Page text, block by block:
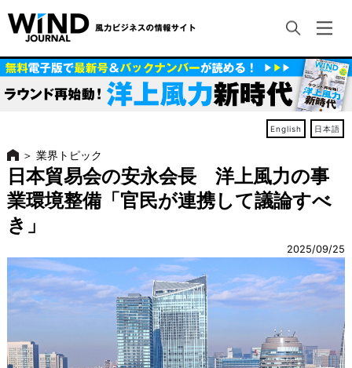
English 日本語
＞ 業界トピック
日本貿易会の安永会長 洋上風力の事
業環境整備「官民が連携して議論すべ
き」
2025/09/25